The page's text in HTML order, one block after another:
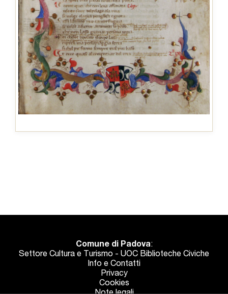
Comune di Padova:
Settore Cultura e Turismo - UOC Biblioteche Civiche
Info e Contatti
Privacy
Cookies